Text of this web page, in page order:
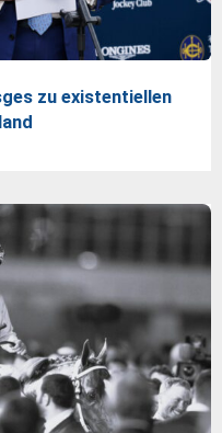
zu existentiellen